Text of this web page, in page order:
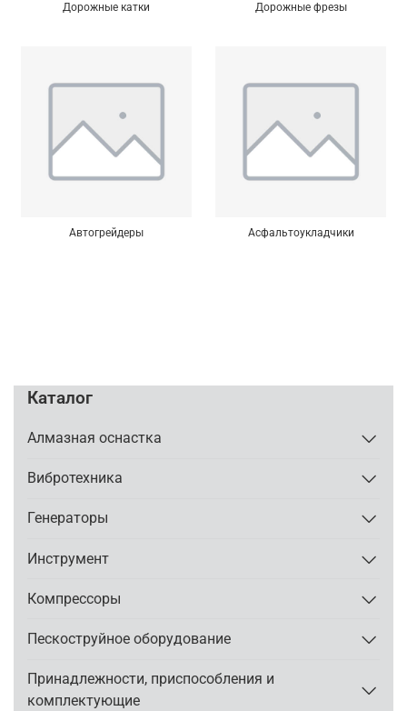
Дорожные катки Дорожные фрезы
Автогрейдеры Асфальтоукладчики
Каталог
Алмазная оснастка
Вибротехника
Генераторы
Инструмент
Компрессоры
Пескоструйное оборудование
Принадлежности, приспособления и
комплектующие